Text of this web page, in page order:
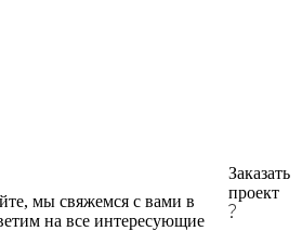
мы свяжемся с вами в
на все интересующие
Заказать
проект